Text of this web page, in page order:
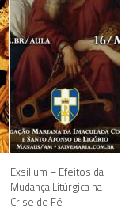
Exsilium – Efeitos da
Mudança Litúrgica na
Crise de Fé